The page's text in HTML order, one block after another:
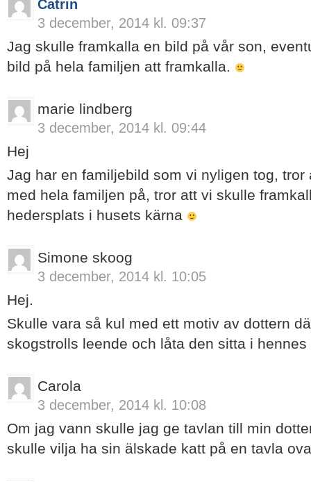
Catrin
3 december, 2014 kl. 09:37
Jag skulle framkalla en bild på vår son,
bild på hela familjen att framkalla.
marie lindberg
3 december, 2014 kl. 09:44
Hej
Jag har en familjebild som vi nyligen tog, tror
med hela familjen på, tror att vi skulle
hedersplats i husets kärna
Simone skoog
3 december, 2014 kl. 10:05
Hej.
Skulle vara så kul med ett motiv av dottern
skogstrolls leende och låta den sitta i
Carola
3 december, 2014 kl. 10:08
Om jag vann skulle jag ge tavlan till min
skulle vilja ha sin älskade katt på en tavla